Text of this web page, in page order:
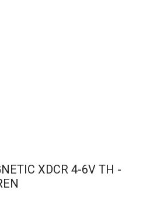
XDCR 4-6V TH -